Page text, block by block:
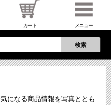
カート メニュー
検索
になる商品情報を写真ととも